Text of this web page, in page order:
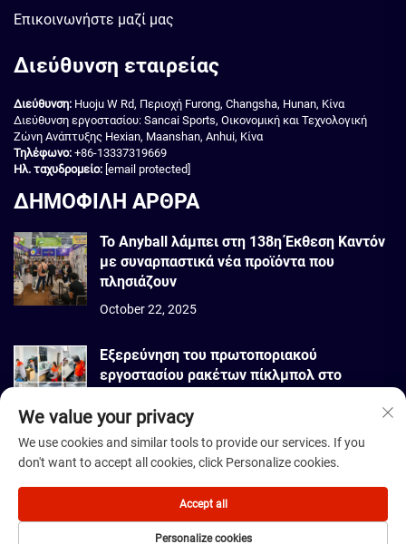
Επικοινωνήστε μαζί μας
Διεύθυνση εταιρείας
Διεύθυνση: Huoju W Rd, Περιοχή Furong, Changsha, Hunan, Κίνα
Διεύθυνση εργοστασίου: Sancai Sports, Οικονομική και Τεχνολογική
Ζώνη Ανάπτυξης Hexian, Maanshan, Anhui, Κίνα
Τηλέφωνο: +86-13337319669
Ηλ. ταχυδρομείο: [email protected]
ΔΗΜΟΦΙΛΗ ΑΡΘΡΑ
Το Anyball λάμπει στη 138η Έκθεση Καντόν
με συναρπαστικά νέα προϊόντα που
πλησιάζουν
October 22, 2025
Εξερεύνηση του πρωτοποριακού
εργοστασίου ρακέτων πίκλμπολ στο
September 22, 2025
Πνευματικά δικαιώματα © 2026 Dmantis Sports Goods Co., Ltd. Πεκίνο
Με κάθε επιφύλαξη. - Πολιτική απορρήτου
We value your privacy
We use cookies and similar tools to provide our services. If you
don't want to accept all cookies, click Personalize cookies.
Personalize cookies
Accept all